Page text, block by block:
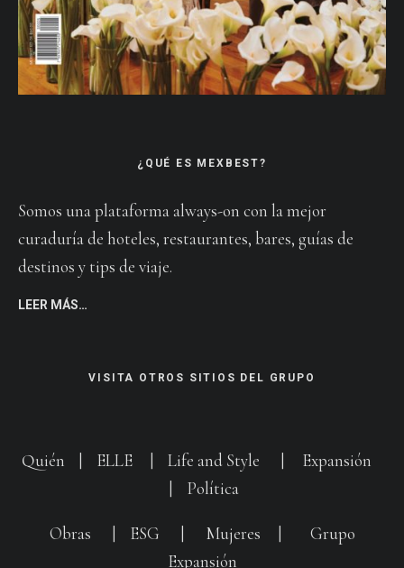
¿QUÉ ES MEXBEST?
Somos una plataforma always-on con la mejor
curaduría de hoteles, restaurantes, bares, guías de
destinos y tips de viaje.
LEER MÁS…
VISITA OTROS SITIOS DEL GRUPO
Quién ELLE Life and Style
Expansión
Política
Obras ESG Mujeres
Grupo
Expansión